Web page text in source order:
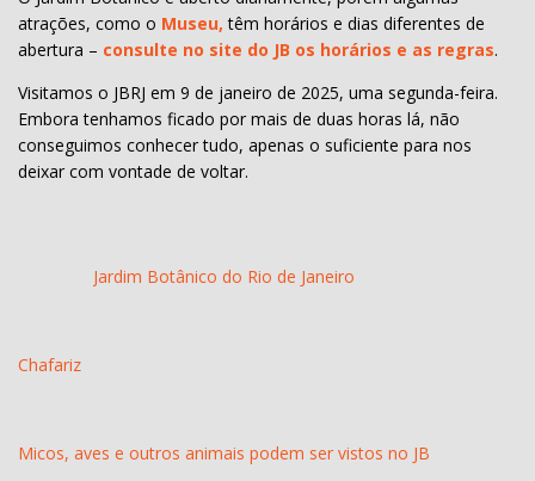
atrações, como o Museu, têm horários e dias diferentes de
abertura – consulte no site do JB os horários e as regras.
Visitamos o JBRJ em 9 de janeiro de 2025, uma segunda-feira.
Embora tenhamos ficado por mais de duas horas lá, não
conseguimos conhecer tudo, apenas o suficiente para nos
deixar com vontade de voltar.
Jardim Botânico do Rio de Janeiro
Chafariz
Micos, aves e outros animais podem ser vistos no JB